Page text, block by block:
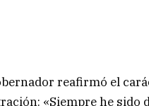
reafirmó el
«Siempre he sido